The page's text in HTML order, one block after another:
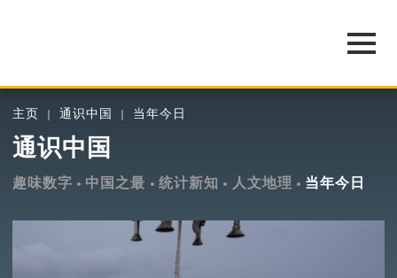
主页 通识中国 当年今日
通识中国
趣味数字 中国之最 统计新知 人文地理 当年今日